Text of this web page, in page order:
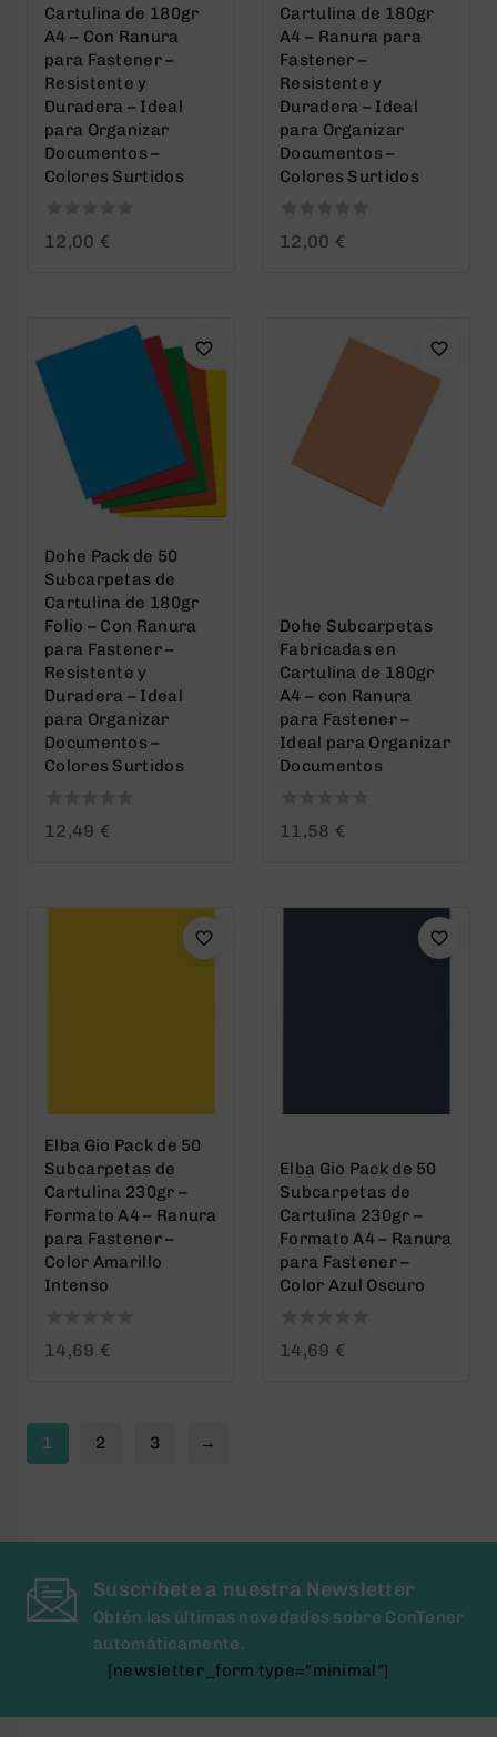
Cartulina de 180gr
A4 – Con Ranura
para Fastener –
Resistente y
Duradera – Ideal
para Organizar
Documentos –
Colores Surtidos
012,00 €
Cartulina de 180gr
A4 – Ranura para
Fastener –
Resistente y
Duradera – Ideal
para Organizar
Documentos –
Colores Surtidos
012,00 €
Dohe Pack de 50
Subcarpetas de
Cartulina de 180gr
Folio – Con Ranura
para Fastener –
Resistente y
Duradera – Ideal
para Organizar
Documentos –
Colores Surtidos
012,49 €
Dohe Subcarpetas
Fabricadas en
Cartulina de 180gr
A4 – con Ranura
para Fastener –
Ideal para Organizar
Documentos
011,58 €
Elba Gio Pack de 50
Subcarpetas de
Cartulina 230gr –
Formato A4 – Ranura
para Fastener –
Color Amarillo
Intenso
014,69 €
Elba Gio Pack de 50
Subcarpetas de
Cartulina 230gr –
Formato A4 – Ranura
para Fastener –
Color Azul Oscuro
014,69 €
1 2 3 →
Suscríbete a nuestra Newsletter
Obtén las últimas novedades sobre ConToner
automáticamente.
[newsletter_form type="minimal"]